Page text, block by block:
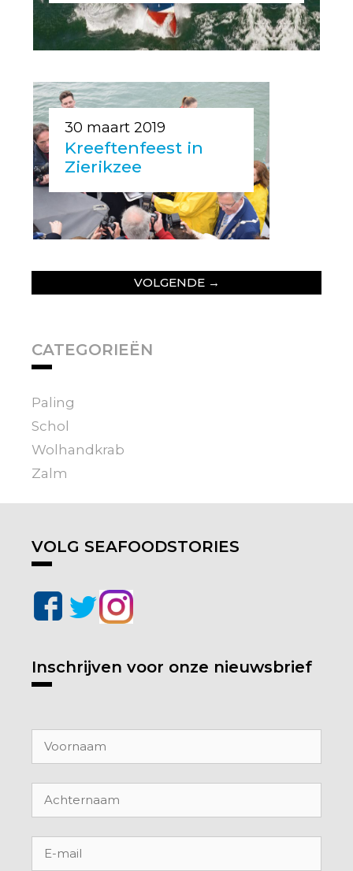
30 maart 2019
Kreeftenfeest in
Zierikzee
VOLGENDE →
CATEGORIEËN
Paling
Schol
Wolhandkrab
Zalm
VOLG SEAFOODSTORIES
Inschrijven voor onze nieuwsbrief